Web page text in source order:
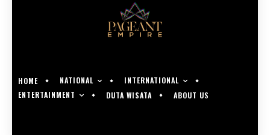
HOME NATIONAL
INTERNATIONAL
ENTERTAINMENT
DUTA WISATA ABOUT US